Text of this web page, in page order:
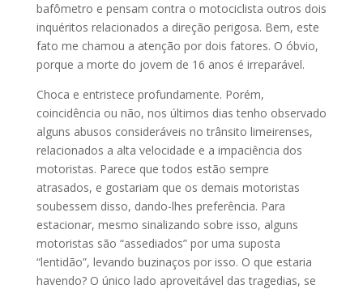
bafômetro e pensam contra o motociclista outros dois
inquéritos relacionados a direção perigosa. Bem, este
fato me chamou a atenção por dois fatores. O óbvio,
porque a morte do jovem de 16 anos é irreparável.
Choca e entristece profundamente. Porém,
coincidência ou não, nos últimos dias tenho observado
alguns abusos consideráveis no trânsito limeirenses,
relacionados a alta velocidade e a impaciência dos
motoristas. Parece que todos estão sempre
atrasados, e gostariam que os demais motoristas
soubessem disso, dando-lhes preferência. Para
estacionar, mesmo sinalizando sobre isso, alguns
motoristas são “assediados” por uma suposta
“lentidão”, levando buzinaços por isso. O que estaria
havendo? O único lado aproveitável das tragedias, se